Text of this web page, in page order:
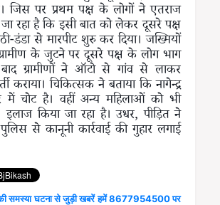
जिस पर प्रथम पक्ष के लोगों ने एतराज
जा रहा है कि इसी बात को लेकर दूसरे पक्ष
डंडा से मारपीट शुरु कर दिया। जख्मियों
के जुटने पर दूसरे पक्ष के लोग भाग
ग्रामीणों ने ऑटो से गांव से लाकर
कराया। चिकित्सक ने बताया कि नागेन्द्र
में चोट है। वहीं अन्य महिलाओं को भी
इलाज किया जा रहा है। उधर, पीड़ित ने
पुलिस से कानूनी कार्रवाई की गुहार लगाई
समस्या घटना से जुड़ी खबरें हमें 8677954500 पर